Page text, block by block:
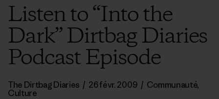
Listen to “Into the
Dark” Dirtbag Diaries
Podcast Episode
The Dirtbag Diaries / 26 févr. 2009 / Communauté,
Culture